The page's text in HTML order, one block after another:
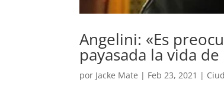
Angelini: «Es
payasada la vida
por Jacke Mate | Feb 23, 2021 |